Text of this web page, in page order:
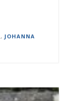
, JOHANNA